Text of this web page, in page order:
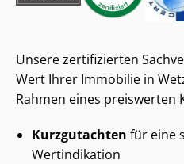
Unsere zertifizierten
Wert Ihrer Immobilie in
Rahmen eines preiswerten
Kurzgutachten für eine
Wertindikation